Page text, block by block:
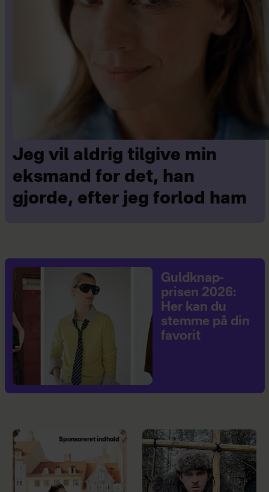
Jeg vil aldrig tilgive min
eksmand for det, han
gjorde, efter jeg forlod ham
Guldknap-
prisen 2026:
Her kan du
stemme på din
favorit
Sponsoreret indhold